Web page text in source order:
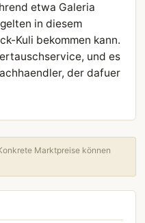
etwa Galeria
in diesem
Kuli bekommen kann.
und es
der dafuer
Marktpreise können